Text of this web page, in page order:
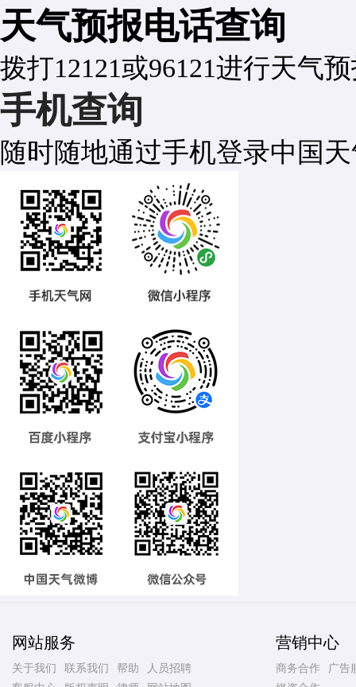
天气预报电话查询
拨打12121或96121进行天气
手机查询
随时随地通过手机登录中国
网站服务
关于我们 联系我们 帮助
人员招聘
营销中心
商务合作
广告